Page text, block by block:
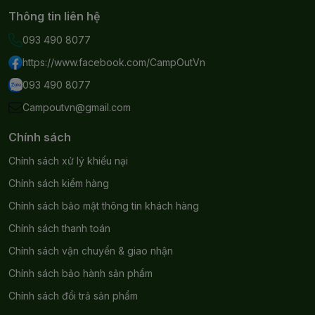
Thông tin liên hệ
093 490 8077
https://www.facebook.com/CampOutVn
093 490 8077
Campoutvn@gmail.com
Chính sách
Chính sách xử lý khiếu nại
Chính sách kiểm hàng
Chính sách bảo mật thông tin khách hàng
Chính sách thanh toán
Chính sách vận chuyển & giao nhận
Chính sách bảo hành sản phẩm
Chính sách đổi trả sản phẩm